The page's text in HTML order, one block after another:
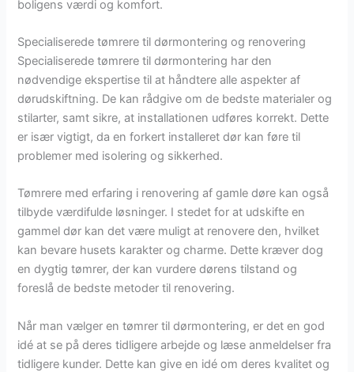
boligens værdi og komfort.
Specialiserede tømrere til dørmontering og renovering
Specialiserede tømrere til dørmontering har den
nødvendige ekspertise til at håndtere alle aspekter af
dørudskiftning. De kan rådgive om de bedste materialer og
stilarter, samt sikre, at installationen udføres korrekt. Dette
er især vigtigt, da en forkert installeret dør kan føre til
problemer med isolering og sikkerhed.
Tømrere med erfaring i renovering af gamle døre kan også
tilbyde værdifulde løsninger. I stedet for at udskifte en
gammel dør kan det være muligt at renovere den, hvilket
kan bevare husets karakter og charme. Dette kræver dog
en dygtig tømrer, der kan vurdere dørens tilstand og
foreslå de bedste metoder til renovering.
Når man vælger en tømrer til dørmontering, er det en god
idé at se på deres tidligere arbejde og læse anmeldelser fra
tidligere kunder. Dette kan give en idé om deres kvalitet og